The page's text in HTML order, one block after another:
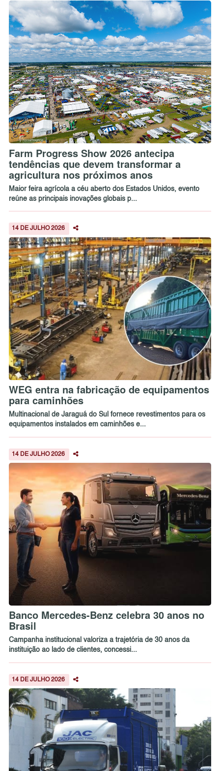
Farm Progress Show 2026 antecipa
tendências que devem transformar a
agricultura nos próximos anos
Maior feira agrícola a céu aberto dos Estados Unidos, evento
reúne as principais inovações globais p...
14 DE JULHO 2026
WEG entra na fabricação de equipamentos
para caminhões
Multinacional de Jaraguá do Sul fornece revestimentos para os
equipamentos instalados em caminhões e...
14 DE JULHO 2026
Banco Mercedes-Benz celebra 30 anos no
Brasil
Campanha institucional valoriza a trajetória de 30 anos da
instituição ao lado de clientes, concessi...
14 DE JULHO 2026